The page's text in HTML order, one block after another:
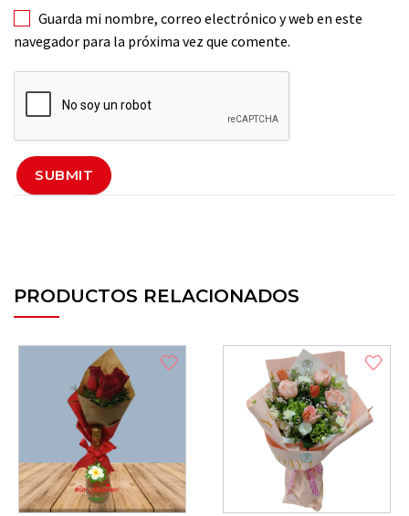
Guarda mi nombre, correo electrónico y web en este
navegador para la próxima vez que comente.
PRODUCTOS RELACIONADOS